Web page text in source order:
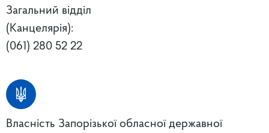
Загальний відділ
(Канцелярія):
(061) 280 52 22
Власність Запорізької обласної державної